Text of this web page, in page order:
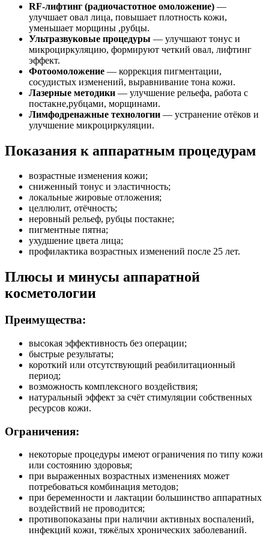
RF-лифтинг (радиочастотное омоложение) —
улучшает овал лица, повышает плотность кожи,
уменьшает морщины ,рубцы.
Ультразвуковые процедуры — улучшают тонус и
микроциркуляцию, формируют четкий овал, лифтинг
эффект.
Фотоомоложение — коррекция пигментации,
сосудистых изменений, выравнивание тона кожи.
Лазерные методики — улучшение рельефа, работа с
постакне,рубцами, морщинами.
Лимфодренажные технологии — устранение отёков и
улучшение микроциркуляции.
Показания к аппаратным процедурам
возрастные изменения кожи;
сниженный тонус и эластичность;
локальные жировые отложения;
целлюлит, отёчность;
неровный рельеф, рубцы постакне;
пигментные пятна;
ухудшение цвета лица;
профилактика возрастных изменений после 25 лет.
Плюсы и минусы аппаратной
косметологии
Преимущества:
высокая эффективность без операции;
быстрые результаты;
короткий или отсутствующий реабилитационный
период;
возможность комплексного воздействия;
натуральный эффект за счёт стимуляции собственных
ресурсов кожи.
Ограничения:
некоторые процедуры имеют ограничения по типу кожи
или состоянию здоровья;
при выраженных возрастных изменениях может
потребоваться комбинация методов;
при беременности и лактации большинство аппаратных
воздействий не проводится;
противопоказаны при наличии активных воспалений,
инфекций кожи, тяжёлых хронических заболеваний.